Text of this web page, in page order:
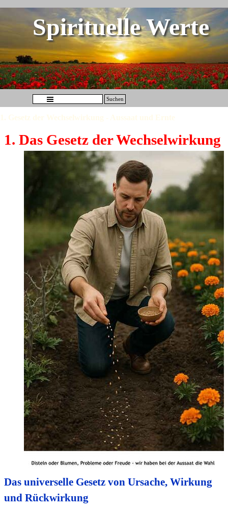
Spirituelle Werte
Suchen
Menü überspringen
1. Das Gesetz der Wechselwirkung
Das universelle Gesetz von Ursache, Wirkung
und Rückwirkung